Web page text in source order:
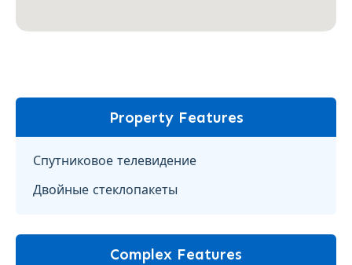
Property Features
Спутниковое телевидение
Двойные стеклопакеты
Complex Features